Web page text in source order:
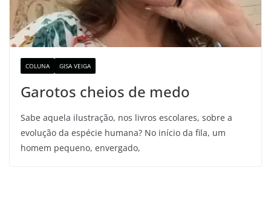
COLUNA GISA VEIGA
Garotos cheios de medo
Sabe aquela ilustração, nos livros escolares, sobre a
evolução da espécie humana? No início da fila, um
homem pequeno, envergado,